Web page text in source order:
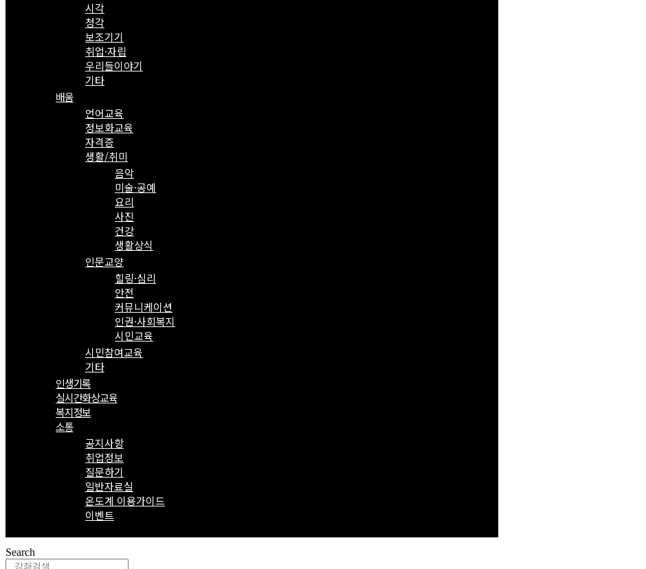
시각
청각
보조기기
취업·자립
우리들이야기
기타
배움
언어교육
정보화교육
자격증
생활/취미
음악
미술·공예
요리
사진
건강
생활상식
인문교양
힐링·심리
안전
커뮤니케이션
인권·사회복지
시민교육
시민참여교육
기타
인생기록
실시간화상교육
복지정보
소통
공지사항
취업정보
질문하기
일반자료실
온도계 이용가이드
이벤트
Search